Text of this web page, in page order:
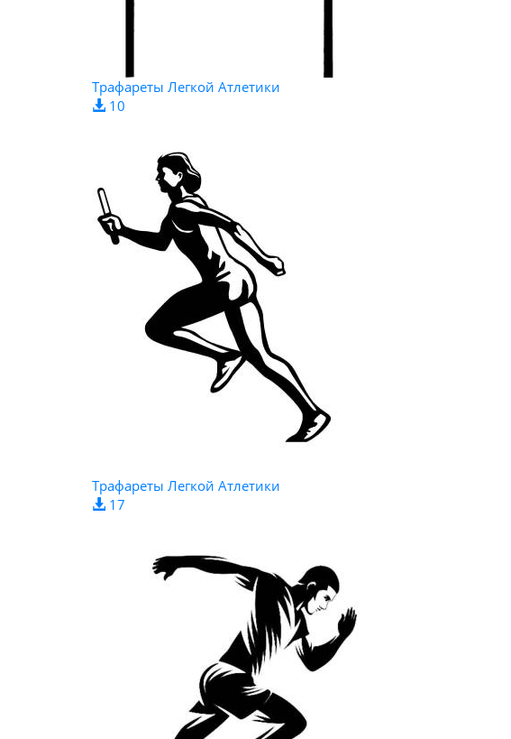
Трафареты Легкой Атлетики
10
Трафареты Легкой Атлетики
17